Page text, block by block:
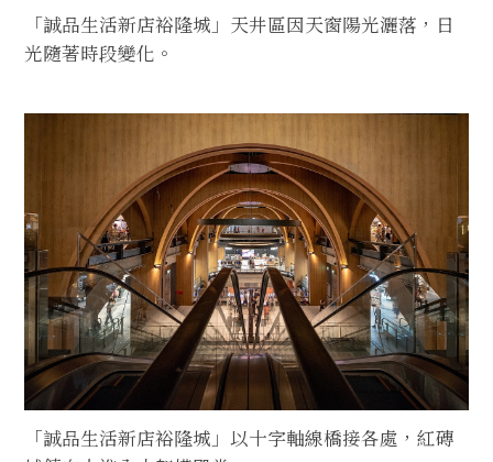
「誠品生活新店裕隆城」天井區因天窗陽光灑落，日
光隨著時段變化。
「誠品生活新店裕隆城」以十字軸線橋接各處，紅磚